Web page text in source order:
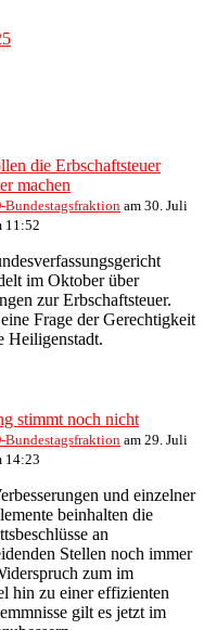
die Erbschaftsteuer
machen
Bundestagsfraktionam 30. Juli
11:52
im Oktober über
zur Erbschaftsteuer.
Frage der Gerechtigkeit
Heiligenstadt.
stimmt noch nicht
Bundestagsfraktionam 29. Juli
14:23
und einzelner
beinhalten die
an
Stellen noch immer
zum im
hin zu einer effizienten
gilt es jetzt im